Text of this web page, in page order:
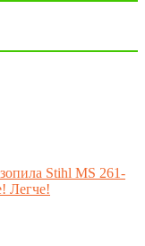
Stihl MS 261-
Легче!